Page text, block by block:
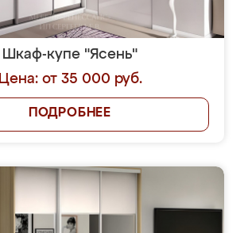
Шкаф-купе "Ясень"
Цена: от 35 000 руб.
ПОДРОБНЕЕ